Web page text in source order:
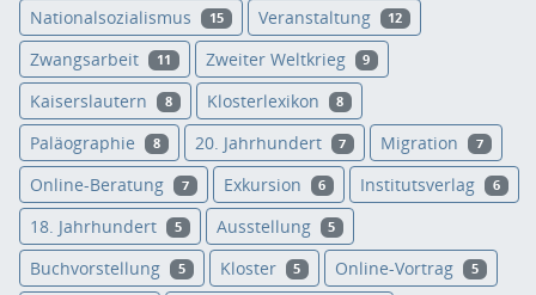
Nationalsozialismus 15 Veranstaltung 12
Zwangsarbeit 11 Zweiter Weltkrieg 9
Kaiserslautern 8 Klosterlexikon 8
Paläographie 8 20. Jahrhundert 7 Migration 7
Online-Beratung 7 Exkursion 6 Institutsverlag 6
18. Jahrhundert 5 Ausstellung 5
Buchvorstellung 5 Kloster 5 Online-Vortrag 5